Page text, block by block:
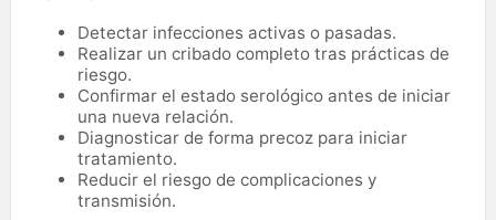
Detectar infecciones activas o pasadas.
Realizar un cribado completo tras prácticas de
riesgo.
Confirmar el estado serológico antes de iniciar
una nueva relación.
Diagnosticar de forma precoz para iniciar
tratamiento.
Reducir el riesgo de complicaciones y
transmisión.